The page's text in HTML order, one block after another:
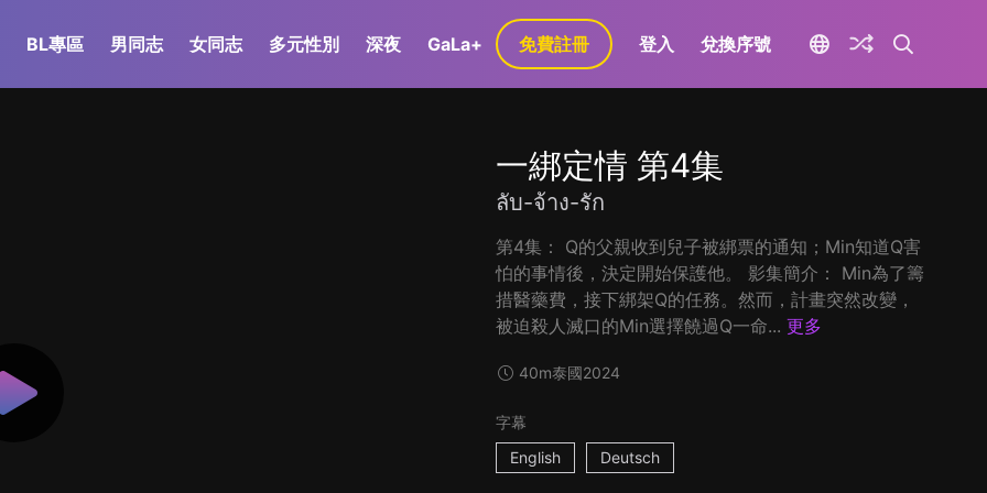
BL專區 男同志 女同志 多元性別 深夜 GaLa+ 免費註冊 登入 兌換序號
一綁定情 第4集
ลับ-จ้าง-รัก
第4集： Q的父親收到兒子被綁票的通知；Min知道Q害
怕的事情後，決定開始保護他。 影集簡介： Min為了籌
措醫藥費，接下綁架Q的任務。然而，計畫突然改變，
被迫殺人滅口的Min選擇饒過Q一命... 更多
40m泰國2024
字幕
English
Deutsch